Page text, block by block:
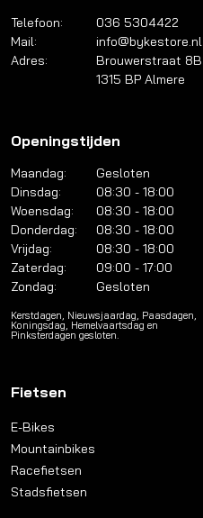
Telefoon:
036 5304422
Mail:
info@bykestore.nl
Adres:
Brouwerstraat 8B
1315 BP Almere
Openingstijden
Maandag:
Gesloten
Dinsdag:
08:30 - 18:00
Woensdag:
08:30 - 18:00
Donderdag:
08:30 - 18:00
Vrijdag:
08:30 - 18:00
Zaterdag:
09:00 - 17:00
Zondag:
Gesloten
Kerstdagen, Nieuwsjaardag, Paasdagen,
Koningsdag, Hemelvaartsdag en
Pinksterdagen gesloten.
Fietsen
E-Bikes
Mountainbikes
Racefietsen
Stadsfietsen